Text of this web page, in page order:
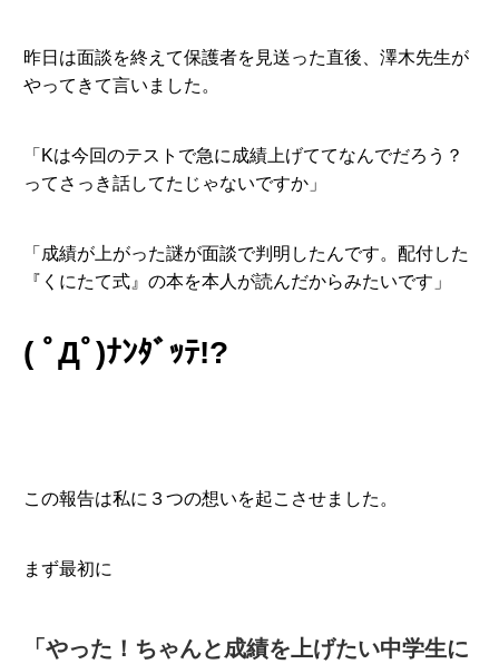
昨日は面談を終えて保護者を見送った直後、澤木先生が
やってきて言いました。
「Kは今回のテストで急に成績上げててなんでだろう？
ってさっき話してたじゃないですか」
「成績が上がった謎が面談で判明したんです。配付した
『くにたて式』の本を本人が読んだからみたいです」
( ﾟДﾟ)ﾅﾝﾀﾞｯﾃ!?
この報告は私に３つの想いを起こさせました。
まず最初に
「やった！ちゃんと成績を上げたい中学生に